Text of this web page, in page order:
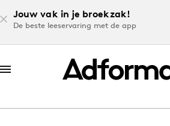
Jouw vak in je broekzak!
De beste leeservaring met de app